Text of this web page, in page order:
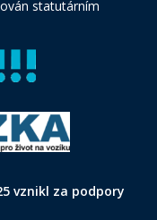
statutárním
vznikl za podpory